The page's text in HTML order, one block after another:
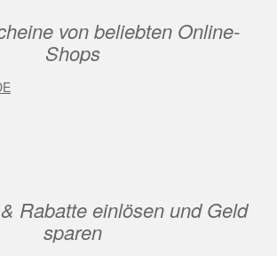
von beliebten Online-
Shops
Rabatte einlösen und Geld
sparen